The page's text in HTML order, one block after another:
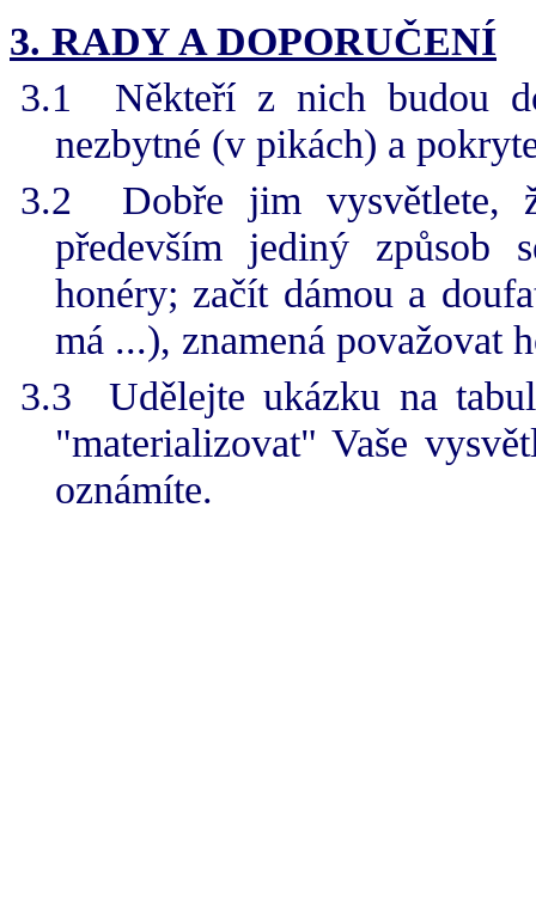
3. RADY A DOPORUČENÍ
3.1
Někteří z nich budou
nezbytné (v pikách) a
3.2
Dobře jim vysvětlete,
především jediný způsob
honéry; začít dámou a
má ...), znamená považovat
3.3
Udělejte ukázku na
"materializovat" Vaše
oznámíte.